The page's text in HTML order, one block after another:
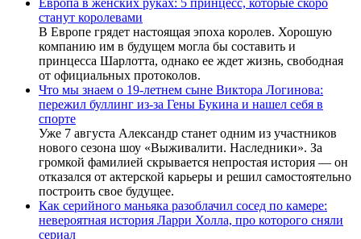
Европа в женских руках: 5 принцесс, которые скоро
станут королевами
В Европе грядет настоящая эпоха королев. Хорошую
компанию им в будущем могла бы составить и
принцесса Шарлотта, однако ее ждет жизнь, свободная
от официальных протоколов.
Что мы знаем о 19-летнем сыне Виктора Логинова:
пережил буллинг из-за Гены Букина и нашел себя в
спорте
Уже 7 августа Александр станет одним из участников
нового сезона шоу «Выживалити. Наследники». За
громкой фамилией скрывается непростая история — он
отказался от актерской карьеры и решил самостоятельно
построить свое будущее.
Как серийного маньяка разоблачил сосед по камере:
невероятная история Ларри Холла, про которого сняли
сериал